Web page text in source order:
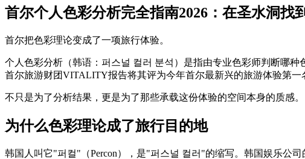
首尔个人色彩分析完全指南2026：在圣水洞找
首尔把色彩理论变成了一项旅行体验。
个人色彩分析（韩语：퍼스널 컬러 분석）是指由专业色彩师判断哪
首尔旅游财团VITALITY报告将其评为今年首尔最新兴的旅游体验第
不只是为了分析结果，更是为了那些承载这份体验的空间本身的质感。
为什么色彩理论成了旅行目的地
韩国人叫它"퍼컬"（Percon），是"퍼스널 컬러"的缩写。韩国娱乐公